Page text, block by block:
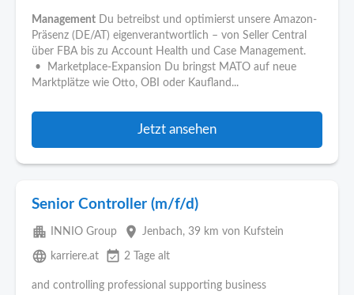
Management Du betreibst und optimierst unsere Amazon-
Präsenz (DE/AT) eigenverantwortlich – von Seller Central
über FBA bis zu Account Health und Case Management.
• Marketplace-Expansion Du bringst MATO auf neue
Marktplätze wie Otto, OBI oder Kaufland...
Jetzt ansehen
Senior Controller (m/f/d)
apartment INNIO Group place Jenbach, 39 km von Kufstein
language karriere.at event_available 2 Tage alt
and controlling professional supporting business